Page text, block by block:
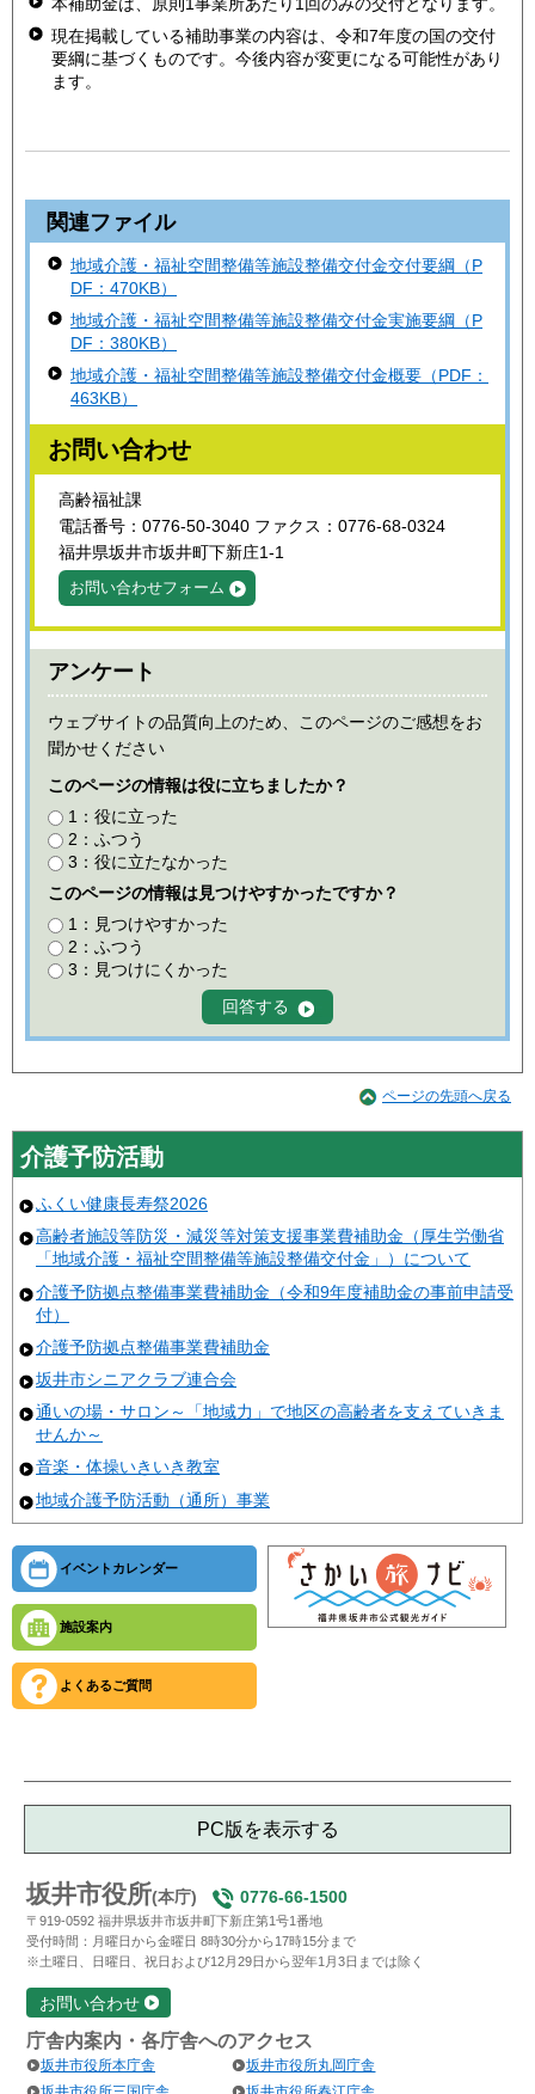
現在掲載している補助事業の内容は、令和7年度の国の交付
要綱に基づくものです。今後内容が変更になる可能性があり
ます。
関連ファイル
地域介護・福祉空間整備等施設整備交付金交付要綱（P
DF：470KB）
地域介護・福祉空間整備等施設整備交付金実施要綱（P
DF：380KB）
地域介護・福祉空間整備等施設整備交付金概要（PDF：
463KB）
お問い合わせ
高齢福祉課
電話番号：0776-50-3040 ファクス：0776-68-0324
福井県坂井市坂井町下新庄1-1
お問い合わせフォーム
アンケート
ウェブサイトの品質向上のため、このページのご感想をお
聞かせください
このページの情報は役に立ちましたか？
1：役に立った
2：ふつう
3：役に立たなかった
このページの情報は見つけやすかったですか？
1：見つけやすかった
2：ふつう
3：見つけにくかった
ページの先頭へ戻る
介護予防活動
ふくい健康長寿祭2026
高齢者施設等防災・減災等対策支援事業費補助金（厚生労働省
「地域介護・福祉空間整備等施設整備交付金」）について
介護予防拠点整備事業費補助金（令和9年度補助金の事前申請受
付）
介護予防拠点整備事業費補助金
坂井市シニアクラブ連合会
通いの場・サロン～「地域力」で地区の高齢者を支えていきま
せんか～
音楽・体操いきいき教室
地域介護予防活動（通所）事業
イベントカレンダー
施設案内
よくあるご質問
PC版を表示する
坂井市役所(本庁) 0776-66-1500
〒919-0592 福井県坂井市坂井町下新庄第1号1番地
受付時間：月曜日から金曜日 8時30分から17時15分まで
※土曜日、日曜日、祝日および12月29日から翌年1月3日までは除く
お問い合わせ
庁舎内案内・各庁舎へのアクセス
坂井市役所本庁舎
坂井市役所丸岡庁舎